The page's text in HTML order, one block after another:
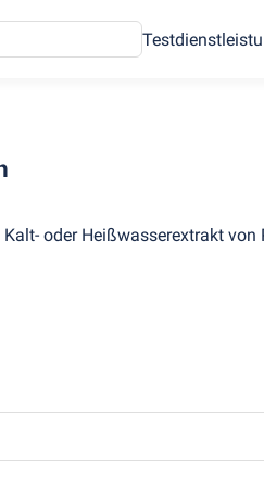
oder Heißwasserextrakt von